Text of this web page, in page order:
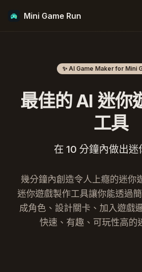
Mini Game Run
✨ AI Game Maker for Mini
最佳的 AI 迷你
工具
在 10 分鐘內做出迷
幾分鐘內創造令人上癮的迷你
迷你遊戲製作工具讓你能透過
成角色、設計關卡、加入遊戲
快速、有趣、可玩性高的